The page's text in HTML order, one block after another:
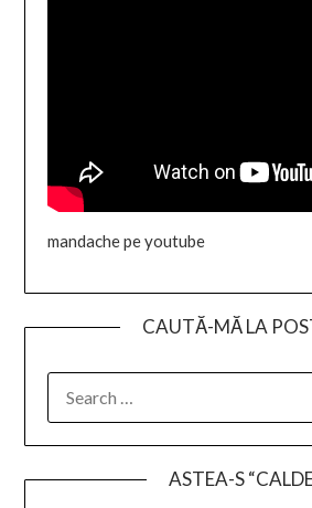
mandache pe youtube
CAUTĂ-MĂ LA
FOR:
ASTEA-S